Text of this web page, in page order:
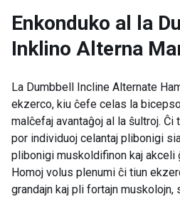
Enkonduko al la
Inklino Alterna
La Dumbbell Incline Alternate
ekzerco, kiu ĉefe celas la
malĉefaj avantaĝoj al la ŝultroj.
por individuoj celantaj plibonigi
plibonigi muskoldifinon kaj akceli
Homoj volus plenumi ĉi tiun
grandajn kaj pli fortajn